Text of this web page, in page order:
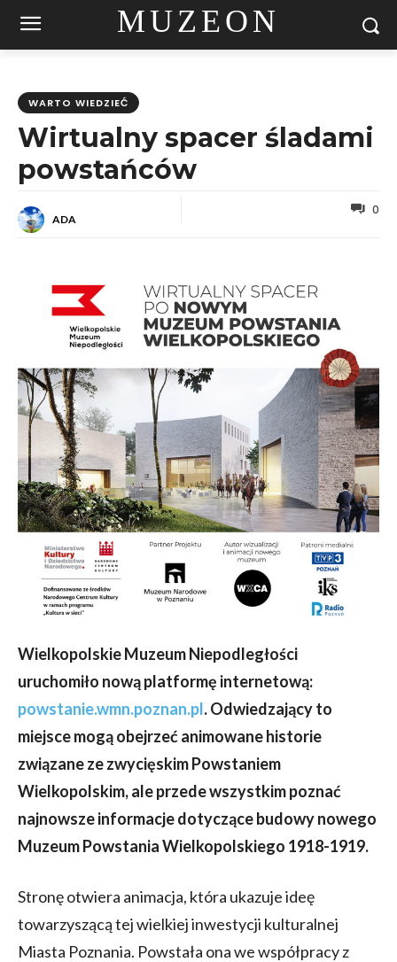
MUZEON
WARTO WIEDZIEĆ
Wirtualny spacer śladami
powstańców
ADA
0
Wielkopolskie Muzeum Niepodległości
uruchomiło nową platformę internetową:
powstanie.wmn.poznan.pl. Odwiedzający to
miejsce mogą obejrzeć animowane historie
związane ze zwycięskim Powstaniem
Wielkopolskim, ale przede wszystkim poznać
najnowsze informacje dotyczące budowy nowego
Muzeum Powstania Wielkopolskiego 1918-1919.
Stronę otwiera animacja, która ukazuje ideę
towarzyszącą tej wielkiej inwestycji kulturalnej
Miasta Poznania. Powstała ona we współpracy z